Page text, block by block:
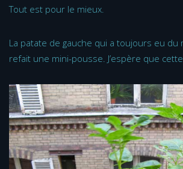
Tout est pour le mieux.
La patate de gauche qui a toujours eu du
refait une mini-pousse. J’espère que